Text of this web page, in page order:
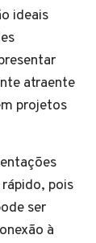
ideais
atraente
projetos
pois
ser
à